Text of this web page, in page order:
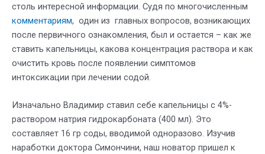
столь интересной информации. Судя по многочисленным
комментариям, один из главных вопросов, возникающих
после первичного ознакомления, был и остается – как же
ставить капельницы, какова концентрация раствора и как
очистить кровь после появлении симптомов
интоксикации при лечении содой.
Изначально Владимир ставил себе капельницы с 4%-
раствором натрия гидрокарбоната (400 мл). Это
составляет 16 гр соды, вводимой одноразово. Изучив
наработки доктора Симончини, наш новатор пришел к